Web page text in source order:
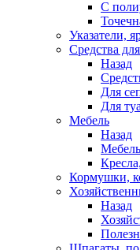
С
Указатели,
Средства
Назад
Для
Для
Мебель
Назад
Мебель
Кормушки,
Назад